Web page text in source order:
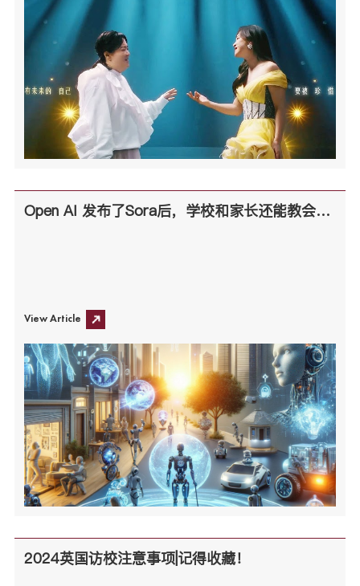
Open AI 发布了Sora后，学校和家长还能教会孩子些什么？
View Article
2024英国访校注意事项|记得收藏！